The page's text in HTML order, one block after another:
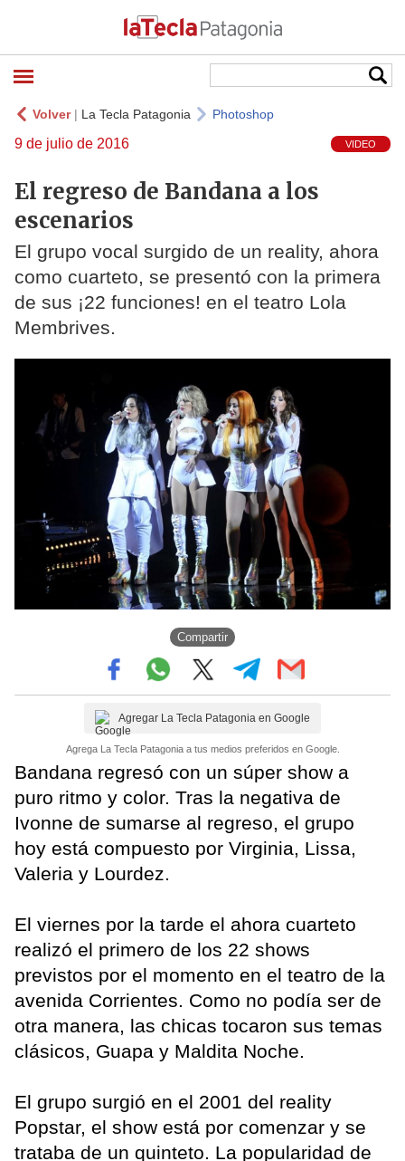
Volver| La Tecla Patagonia Photoshop
9 de julio de 2016 VIDEO
El regreso de Bandana a los
escenarios
El grupo vocal surgido de un reality, ahora
como cuarteto, se presentó con la primera
de sus ¡22 funciones! en el teatro Lola
Membrives.
Compartir
Agregar La Tecla Patagonia en Google
Agrega La Tecla Patagonia a tus medios preferidos en Google.
Bandana regresó con un súper show a
puro ritmo y color. Tras la negativa de
Ivonne de sumarse al regreso, el grupo
hoy está compuesto por Virginia, Lissa,
Valeria y Lourdez.
El viernes por la tarde el ahora cuarteto
realizó el primero de los 22 shows
previstos por el momento en el teatro de la
avenida Corrientes. Como no podía ser de
otra manera, las chicas tocaron sus temas
clásicos, Guapa y Maldita Noche.
El grupo surgió en el 2001 del reality
Popstar, el show está por comenzar y se
trataba de un quinteto. La popularidad de